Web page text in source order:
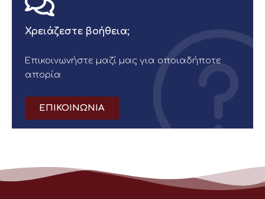
Χρειάζεστε βοήθεια;
Επικοινωνήστε μαζί μας για οποιαδήποτε
απορία
ΕΠΙΚΟΙΝΩΝΙΑ